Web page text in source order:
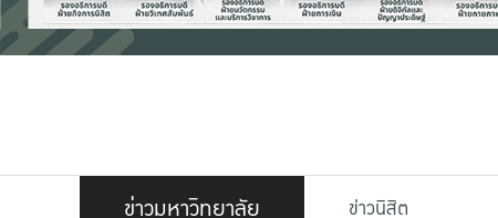
ข่าวมหาวิทยาลัย ข่าวนิสิต